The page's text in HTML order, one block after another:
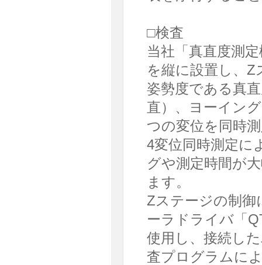
□検査
当社「真直度測
を縦に設置し、
姿勢度である真
直）、ヨーイン
つの変位を同時
4変位同時測定に
グや測定時間が
ます。
Zステージの制御
ーラドライバ「
使用し、接続し
査プログラムに